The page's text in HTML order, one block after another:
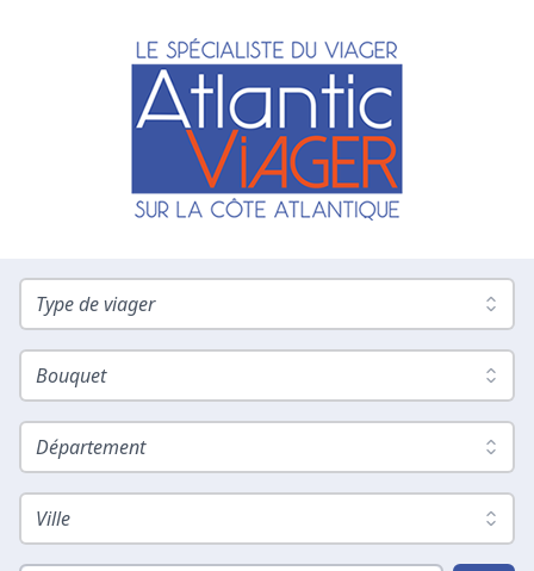
Type de viager
Bouquet
Département
Ville